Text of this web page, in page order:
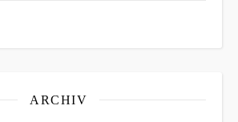
ARCHIV